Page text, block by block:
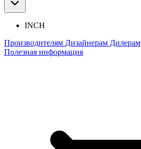
INCH
Производителям Дизайнерам Дилерам
Полезная информация